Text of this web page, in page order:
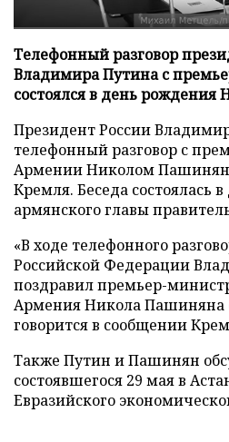
Телефонный разговор
Владимира Путина с
состоялся в день
Президент России
телефонный разговор с
Армении Николом
Кремля. Беседа состоялась
армянского главы
«В ходе телефонного
Российской Федерации
поздравил премьер-
Армения Никола Пашиняна
говорится в сообщении
Также Путин и Пашинян
состоявшегося 29 мая в
Евразийского